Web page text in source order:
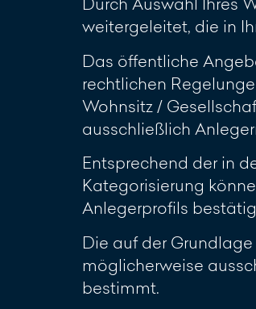
weitergeleitet, die in
Das öffentliche
rechtlichen
Wohnsitz /
ausschließlich
Entsprechend der in
Kategorisierung
Anlegerprofils
Die auf der
möglicherweise
bestimmt.